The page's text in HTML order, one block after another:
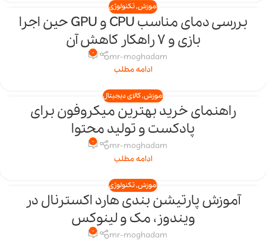
17
آموزش,تکنولوژی
بررسی دمای مناسب CPU و GPU حین اجرا
بازی و 7 راهکار کاهش آن
mr-moghadam
0
ادامه مطلب
آموزش,کالای دیجیتال
راهنمای خرید بهترین میکروفون برای
پادکست و تولید محتوا
mr-moghadam
0
ادامه مطلب
آموزش,تکنولوژی
آموزش پارتیشن بندی هارد اکسترنال در
ویندوز، مک و لینوکس
mr-moghadam
0